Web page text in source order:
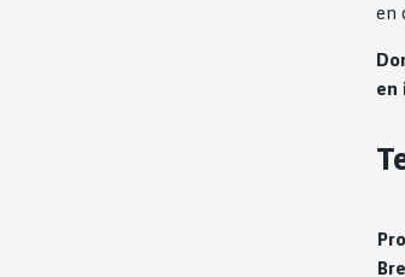
en
en